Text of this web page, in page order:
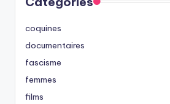
coquines
documentaires
fascisme
femmes
films